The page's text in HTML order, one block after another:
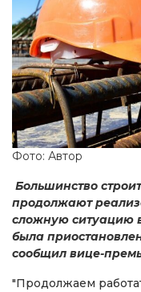
Фото: Автор
Большинство
продолжают
сложную ситуацию в
была
сообщил вице-
"Продолжаем